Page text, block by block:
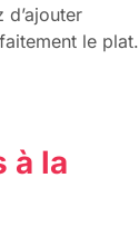
le plat.
à la